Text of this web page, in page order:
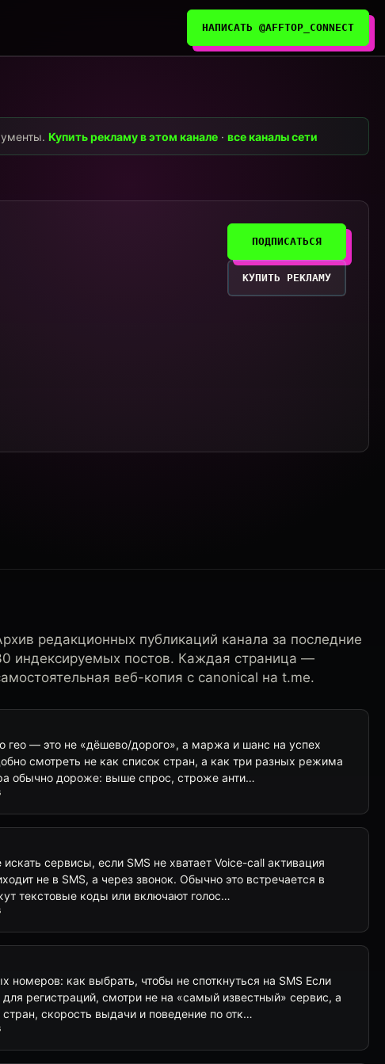
НАПИСАТЬ @AFFTOP_CONNECT
Купить рекламу в этом канале ·все каналы сети
ПОДПИСАТЬСЯ
КУПИТЬ РЕКЛАМУ
редакционных публикаций канала за последние
индексируемых постов. Каждая страница —
веб-копия с canonical на t.me.
гео — это не «дёшево/дорого», а маржа и шанс на успех
смотреть не как список стран, а как три разных режима
обычно дороже: выше спрос, строже анти…
сервисы, если SMS не хватает Voice-call активация
не в SMS, а через звонок. Обычно это встречается в
текстовые коды или включают голос…
номеров: как выбрать, чтобы не споткнуться на SMS Если
регистраций, смотри не на «самый известный» сервис, а
скорость выдачи и поведение по отк…